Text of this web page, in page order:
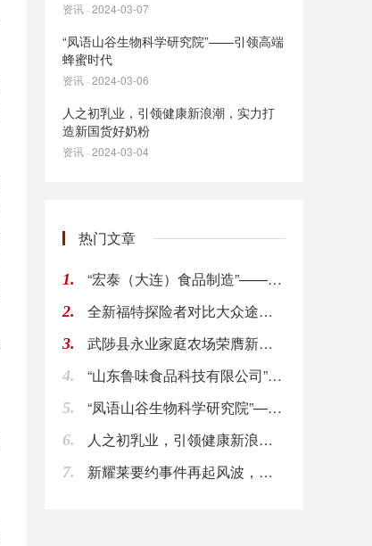
资讯 · 2024-03-07
“凤语山谷生物科学研究院”——引领高端
蜂蜜时代
资讯 · 2024-03-06
人之初乳业，引领健康新浪潮，实力打
造新国货好奶粉
资讯 · 2024-03-04
热门文章
1. “宏泰（大连）食品制造”——传递真材实料的高品
2. 全新福特探险者对比大众途昂&揽境，网友：探险者
3. 武陟县永业家庭农场荣膺新国货榜样:传承四大怀药
4. “山东鲁味食品科技有限公司”——传承千年鲁味
5. “凤语山谷生物科学研究院”——引领高端蜂蜜时代
6. 人之初乳业，引领健康新浪潮，实力打造新国货好奶
7. 新耀莱要约事件再起风波，要约接纳程度超50%大